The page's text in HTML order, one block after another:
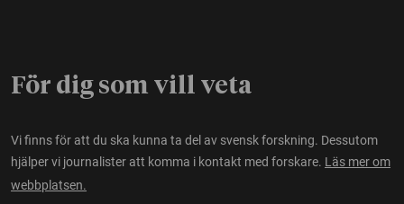
För dig som vill veta
Vi finns för att du ska kunna ta del av svensk forskning. Dessutom
hjälper vi journalister att komma i kontakt med forskare. Läs mer om
webbplatsen.